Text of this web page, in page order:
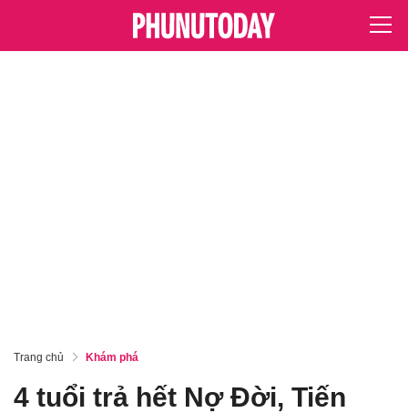
Trang chủ Khám phá
4 tuổi trả hết Nợ Đời, Tiến